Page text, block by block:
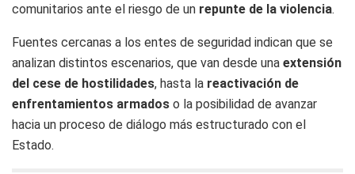
comunitarios ante el riesgo de un repunte de la violencia.
Fuentes cercanas a los entes de seguridad indican que se
analizan distintos escenarios, que van desde una extensión
del cese de hostilidades, hasta la reactivación de
enfrentamientos armados o la posibilidad de avanzar
hacia un proceso de diálogo más estructurado con el
Estado.